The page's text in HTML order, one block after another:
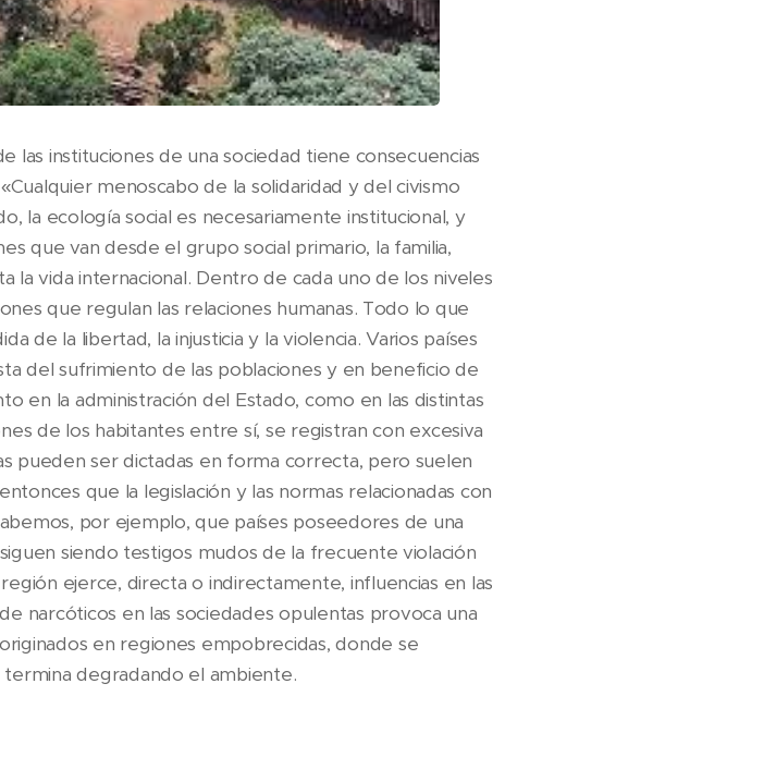
las instituciones de una sociedad tiene consecuencias
menoscabo de la solidaridad y del civismo
la ecología social es necesariamente institucional, y
que van desde el grupo social primario, la familia,
la vida internacional. Dentro de cada uno de los niveles
que regulan las relaciones humanas. Todo lo que
de la libertad, la injusticia y la violencia. Varios países
del sufrimiento de las poblaciones y en beneficio de
en la administración del Estado, como en las distintas
de los habitantes entre sí, se registran con excesiva
pueden ser dictadas en forma correcta, pero suelen
que la legislación y las normas relacionadas con
por ejemplo, que países poseedores de una
siendo testigos mudos de la frecuente violación
ejerce, directa o indirectamente, influencias en las
narcóticos en las sociedades opulentas provoca una
en regiones empobrecidas, donde se
degradando el ambiente.